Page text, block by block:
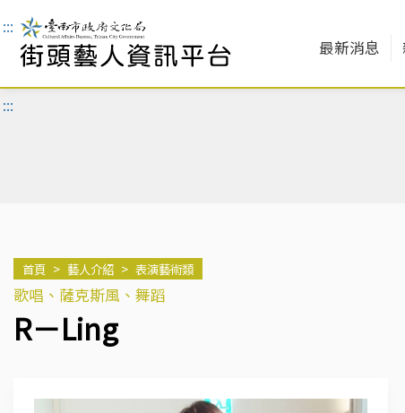
:::
最新消息
:::
首頁 > 藝人介紹 > 表演藝術類
歌唱、薩克斯風、舞蹈
R－Ling